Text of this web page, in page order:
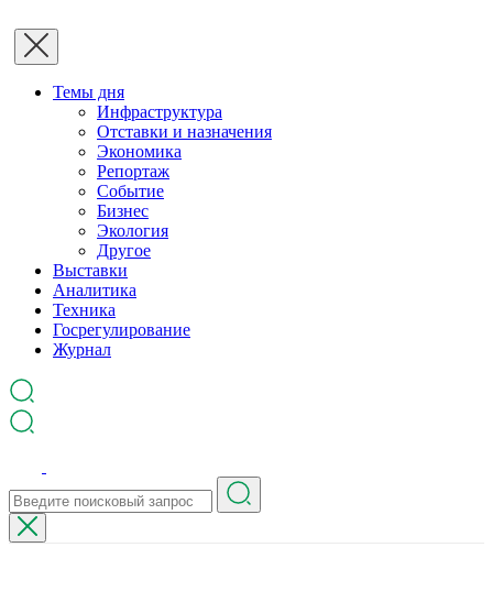
Темы дня
Инфраструктура
Отставки и назначения
Экономика
Репортаж
Событие
Бизнес
Экология
Другое
Выставки
Аналитика
Техника
Госрегулирование
Журнал